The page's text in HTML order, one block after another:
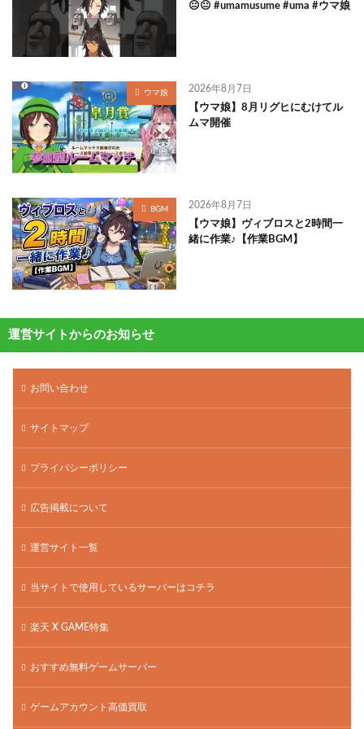
😐😐 #umamusume #uma #ウマ娘
ウマ娘 2026年8月7日
【ウマ娘】8月リグヒにむけてル
ムマ開催
BGM 2026年8月7日
【ウマ娘】ヴィブロスと2時間一
緒に作業♪【作業BGM】
運営サイトからのお知らせ
お問い合わせ
サイトマップ
プライバシーポリシー
広告掲載について
運営サイト一覧
当サイトで使用しているサーバーはコチラ
楽天 X GAME特集
おすすめ無料ゲームサーバー
ゲームアカウント高価買取